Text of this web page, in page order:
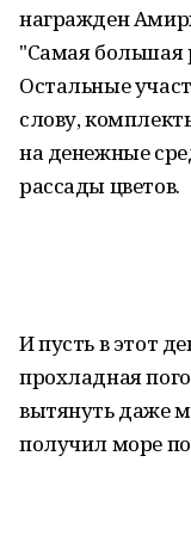
награжден
"Самая большая
Остальные
слову,
на денежные
рассады цветов.
И пусть в этот
прохладная
вытянуть даже
получил море